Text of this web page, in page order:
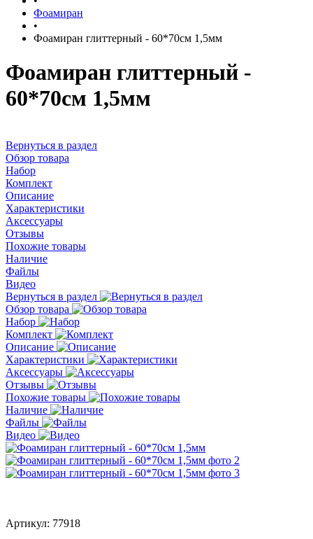
Фоамиран
•
Фоамиран глиттерный - 60*70см 1,5мм
Фоамиран глиттерный -
60*70см 1,5мм
Вернуться в раздел
Обзор товара
Набор
Комплект
Описание
Характеристики
Аксессуары
Отзывы
Похожие товары
Наличие
Файлы
Видео
Вернуться в раздел
Обзор товара
Набор
Комплект
Описание
Характеристики
Аксессуары
Отзывы
Похожие товары
Наличие
Файлы
Видео
Артикул: 77918